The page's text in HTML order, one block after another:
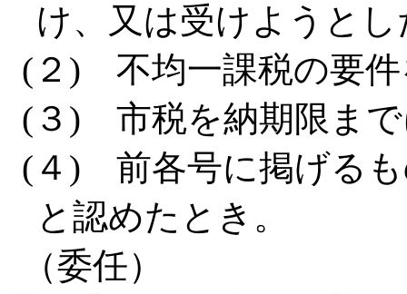
け、又は受けようと
(２) 不均一課税の要件
(３) 市税を納期限ま
(４) 前各号に掲げるも
と認めたとき。
（委任）